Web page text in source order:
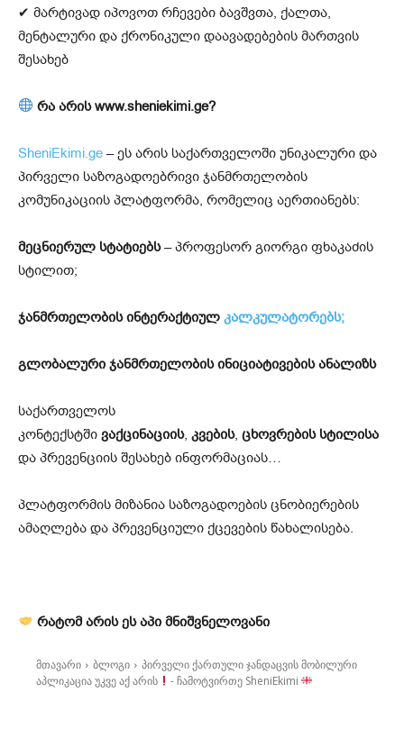
✔ მარტივად იპოვოთ რჩევები ბავშვთა, ქალთა,
მენტალური და ქრონიკული დაავადებების მართვის
შესახებ
რა არის www.sheniekimi.ge?
SheniEkimi.ge – ეს არის საქართველოში უნიკალური და
პირველი საზოგადოებრივი ჯანმრთელობის
კომუნიკაციის პლატფორმა, რომელიც აერთიანებს:
მეცნიერულ სტატიებს– პროფესორ გიორგი ფხაკაძის
სტილით;
ჯანმრთელობის ინტერაქტიულ კალკულატორებს;
გლობალური ჯანმრთელობის ინიციატივების ანალიზს
საქართველოს
კონტექსტში ვაქცინაციის, კვების, ცხოვრების სტილისა
და პრევენციის შესახებ ინფორმაციას…
პლატფორმის მიზანია საზოგადოების ცნობიერების
ამაღლება და პრევენციული ქცევების წახალისება.
რატომ არის ეს აპი მნიშვნელოვანი
მთავარი ბლოგი
პირველი ქართული ჯანდაცვის მობილური
აპლიკაცია უკვე აქ არის
- ჩამოტვირთე SheniEkimi